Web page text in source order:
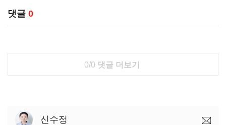
댓글 0
0/0 댓글 더보기
신수정